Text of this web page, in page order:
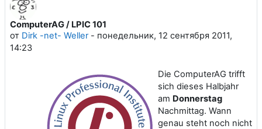
ComputerAG / LPIC 101
от Dirk -net- Weller- понедельник, 12 сентября 2011,
14:23
Количество ответов: 0
Die ComputerAG trifft
sich dieses Halbjahr
am Donnerstag
Nachmittag. Wann
genau steht noch nicht